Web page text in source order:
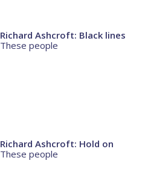
Richard Ashcroft: Black lines
These people
Richard Ashcroft: Hold on
These people